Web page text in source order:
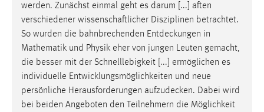
werden. Zunächst einmal geht es darum [...] aften
verschiedener wissenschaftlicher Disziplinen betrachtet.
So wurden die bahnbrechenden Entdeckungen in
Mathematik und Physik eher von jungen Leuten gemacht,
die besser mit der Schnelllebigkeit [...] ermöglichen es
individuelle Entwicklungsmöglichkeiten und neue
persönliche Herausforderungen aufzudecken. Dabei wird
bei beiden Angeboten den Teilnehmern die Möglichkeit